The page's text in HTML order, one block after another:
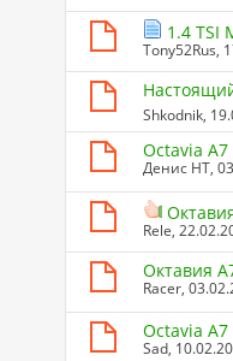
1.4 TSI
Tony52Rus,
Shkodnik,
Octavia
Денис НТ,
Rele,
Октавия
Racer,
Octavia A7
Sad,